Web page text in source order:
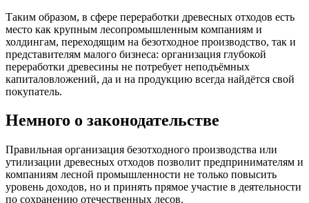
Таким образом, в сфере переработки древесных отходов есть
место как крупным лесопромышленным компаниям и
холдингам, переходящим на безотходное производство, так и
представителям малого бизнеса: организация глубокой
переработки древесины не потребует неподъёмных
капиталовложений, да и на продукцию всегда найдётся свой
покупатель.
Немного о законодательстве
Правильная организация безотходного производства или
утилизации древесных отходов позволит предпринимателям и
компаниям лесной промышленности не только повысить
уровень доходов, но и принять прямое участие в деятельности
по сохранению отечественных лесов.